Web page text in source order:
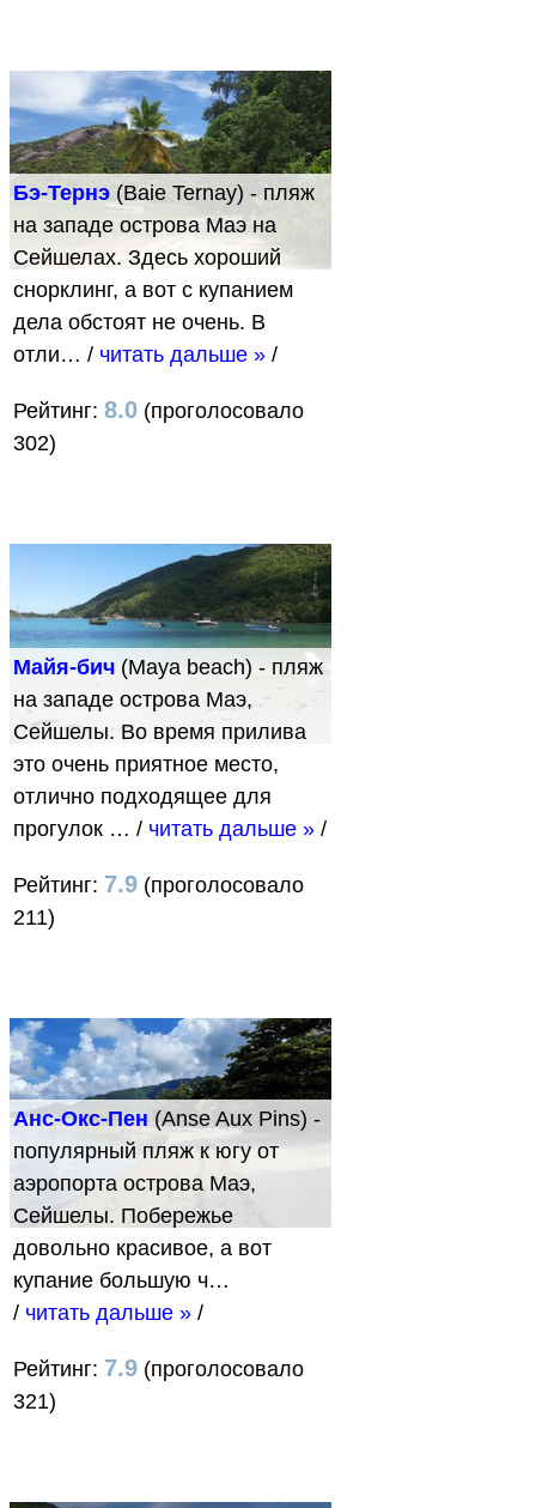
Бэ-Тернэ (Baie Ternay) - пляж
на западе острова Маэ на
Сейшелах. Здесь хороший
снорклинг, а вот с купанием
дела обстоят не очень. В
отли… / читать дальше » /
Рейтинг: 8.0 (проголосовало
302)
Майя-бич (Maya beach) - пляж
на западе острова Маэ,
Сейшелы. Во время прилива
это очень приятное место,
отлично подходящее для
прогулок … / читать дальше » /
Рейтинг: 7.9 (проголосовало
211)
Анс-Окс-Пен (Anse Aux Pins) -
популярный пляж к югу от
аэропорта острова Маэ,
Сейшелы. Побережье
довольно красивое, а вот
купание большую ч…
/ читать дальше » /
Рейтинг: 7.9 (проголосовало
321)